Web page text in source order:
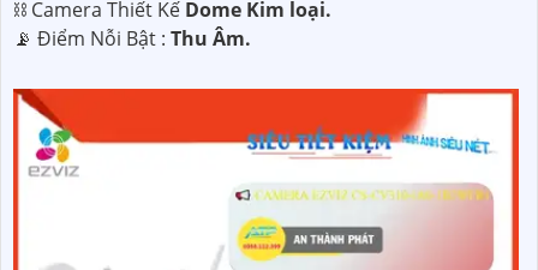
⛓ Camera Thiết Kế Dome Kim loại.
️📡 Điểm Nỗi Bật : Thu Âm.